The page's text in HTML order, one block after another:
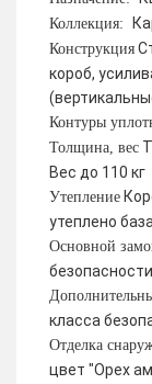
Коллекция:
Конструкция
короб,
Контуры
Толщина, вес
Вес до 110 кг
Утепление
утеплено
Основной
класса
Отделка
цвет "Орех